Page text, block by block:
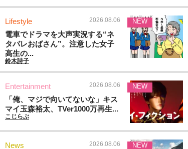
Lifestyle 2026.08.06
電車でドラマを大声実況する“ネ
タバレおばさん”。注意した女子
高生の...
鈴木詩子
NEW
Entertainment 2026.08.06
「俺、マジで向いてないな」キス
マイ玉森裕太、TVer1000万再生...
こじらぶ
NEW
News 2026.08.06 NEW